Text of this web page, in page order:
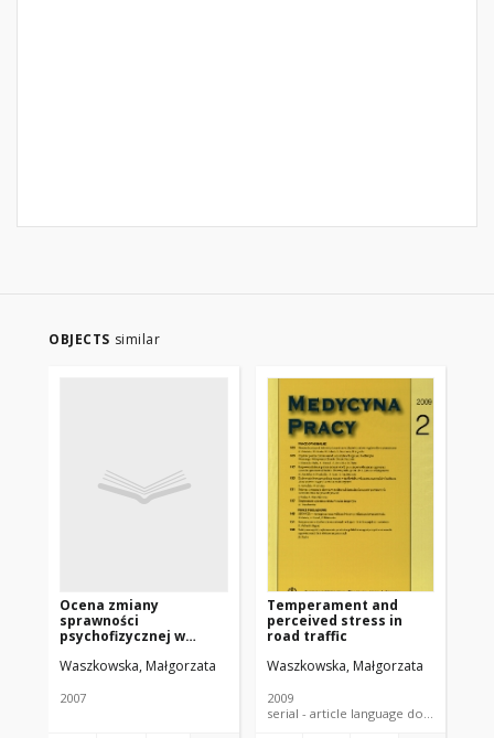
OBJECTS similar
Ocena zmiany
sprawności
psychofizycznej w
wybranych grupach
urządzeń. Rozprawa na
Waszkowska, Małgorzata
2007
Temperament and
perceived stress in
road traffic
Waszkowska, Małgorzata
2009
serial - article language document